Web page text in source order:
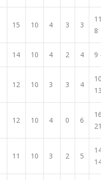
15 10 4 3 3
8
14 10 4 2 4 9
12 10 3 3 4
12 10 4 0 6
11 10 3 2 5